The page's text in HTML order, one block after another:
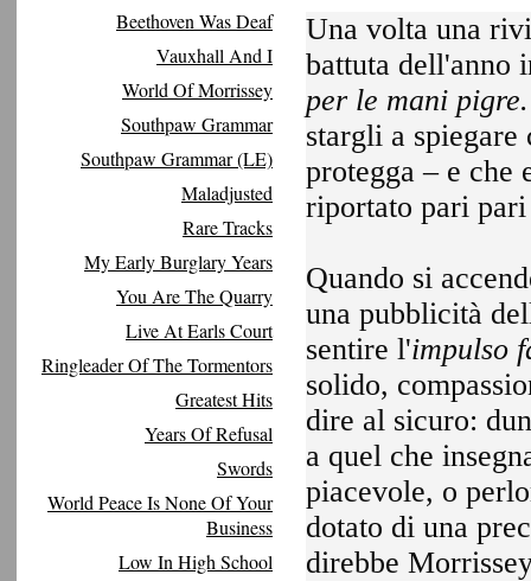
Beethoven Was Deaf
Vauxhall And I
World Of Morrissey
Southpaw Grammar
Southpaw Grammar (LE)
Maladjusted
Rare Tracks
My Early Burglary Years
You Are The Quarry
Live At Earls Court
Ringleader Of The Tormentors
Greatest Hits
Years Of Refusal
Swords
World Peace Is None Of Your
Business
Low In High School
Una volta una
battuta
per le mani
stargli a
protegga – e che
riportato pari
Quando si
una pubblicità
sentire l'impulso
solido,
dire al sicuro:
a quel che
piacevole, o
dotato di una
direbbe